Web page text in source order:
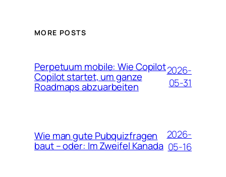
MORE POSTS
Perpetuum mobile: Wie Copilot
Copilot startet, um ganze
Roadmaps abzuarbeiten
2026-
05-31
Wie man gute Pubquizfragen
baut – oder: Im Zweifel Kanada
2026-
05-16